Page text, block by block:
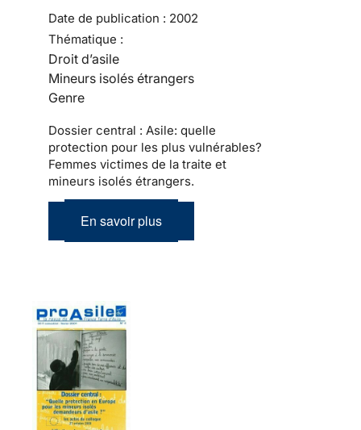
Date de publication : 2002
Thématique :
Droit d’asile
Mineurs isolés étrangers
Genre
Dossier central : Asile: quelle
protection pour les plus vulnérables?
Femmes victimes de la traite et
mineurs isolés étrangers.
En savoir plus